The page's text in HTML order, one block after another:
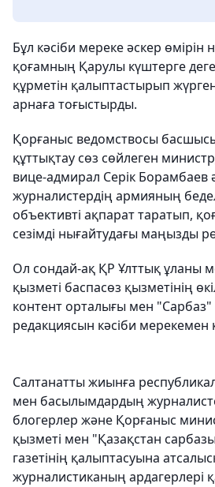
Бұл кәсіби мереке әскер өмірін
қоғамның Қарулы күштерге
құрметін қалыптастырып
арнаға тоғыстырды.
Қорғаныс ведомствосы
құттықтау сөз сөйлеген
вице-адмирал Серік Борамбаев
журналистердің армияның
объективті ақпарат таратып,
сезімді нығайтудағы маңызды
Ол сондай-ақ ҚР Ұлттық ұланы
қызметі баспасөз қызметінің
контент орталығы мен "Сарбаз"
редакциясын кәсіби мерекемен
Салтанатты жиынға
мен басылымдардың
блогерлер және Қорғаныс
қызметі мен "Қазақстан
газетінің қалыптасуына
журналистиканың ардагерлері